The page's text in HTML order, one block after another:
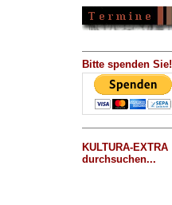
Bitte spenden Sie!
KULTURA-EXTRA
durchsuchen...